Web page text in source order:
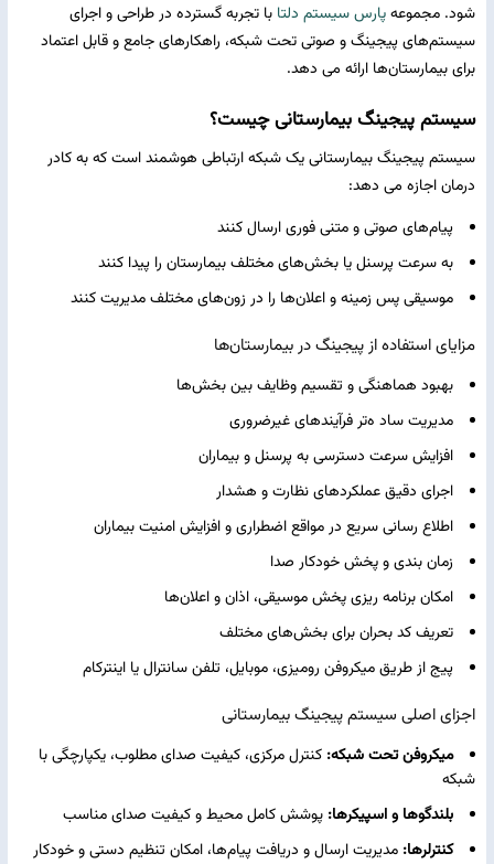
‌شود. مجموعهپارس سیستم دلتا با تجربه گسترده در طراحی و اجرای
سیستم‌های پیجینگ و صوتی تحت شبکه، راهکارهای جامع و قابل اعتماد
برای بیمارستان‌ها ارائه می ‌دهد.
سیستم پیجینگ بیمارستانی چیست؟
سیستم پیجینگ بیمارستانی یک شبکه ارتباطی هوشمند است که به کادر
درمان اجازه می‌ دهد:
پیام‌های صوتی و متنی فوری ارسال کنند
به سرعت پرسنل یا بخش‌های مختلف بیمارستان را پیدا کنند
موسیقی پس‌ زمینه و اعلان‌ها را در زون‌های مختلف مدیریت کنند
مزایای استفاده از پیجینگ در بیمارستان‌ها
بهبود هماهنگی و تقسیم وظایف بین بخش‌ها
مدیریت ساد ه‌تر فرآیندهای غیرضروری
افزایش سرعت دسترسی به پرسنل و بیماران
اجرای دقیق عملکردهای نظارت و هشدار
اطلاع ‌رسانی سریع در مواقع اضطراری و افزایش امنیت بیماران
زمان ‌بندی و پخش خودکار صدا
امکان برنامه ‌ریزی پخش موسیقی، اذان و اعلان‌ها
تعریف کد بحران برای بخش‌های مختلف
پیج از طریق میکروفن رومیزی، موبایل، تلفن سانترال یا اینترکام
اجزای اصلی سیستم پیجینگ بیمارستانی
میکروفن تحت شبکه: کنترل مرکزی، کیفیت صدای مطلوب، یکپارچگی با
شبکه
بلندگوها و اسپیکرها: پوشش کامل محیط و کیفیت صدای مناسب
کنترلرها: مدیریت ارسال و دریافت پیام‌ها، امکان تنظیم دستی و خودکار